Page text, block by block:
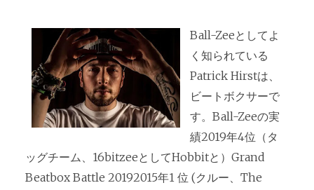
Ball-Zeeとしてよ
く知られている
Patrick Hirstは、
ビートボクサーで
す。Ball-Zeeの実
績2019年4位（タ
ッグチーム、16bitzeeとしてHobbitと）Grand
Beatbox Battle 20192015年1 位 (クルー、The